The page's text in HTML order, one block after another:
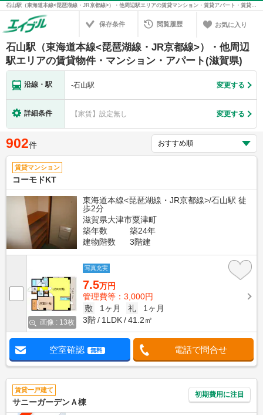
石山駅（東海道本線<琵琶湖線・JR京都線>）・他周辺駅エリアの賃貸マンション・賃貸アパート・賃貸住宅の不動産情報を検索！不動産賃貸の物件探しは、お部屋探しのエイブル
保存条件 閲覧履歴 お気に入り
石山駅（東海道本線<琵琶湖線・JR京都線>）・他周辺
駅エリアの賃貸物件・マンション・アパート(滋賀県)
沿線・駅 -石山駅 変更する
詳細条件 【家賃】設定無し 変更する
902件
賃貸マンション
コーモドKT
東海道本線<琵琶湖線・JR京都線>/石山駅 徒
歩2分
滋賀県大津市粟津町
築年数
築24年
建物階数
3階建
画像 : 13枚
写真充実
7.5万円
管理費等：3,000円
敷
1ヶ月 礼
1ヶ月
3階
1LDK 41.2㎡
空室確認 無料 電話で問合せ
賃貸一戸建て
サニーガーデンＡ棟
初期費用に注目